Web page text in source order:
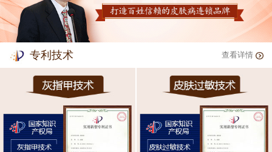
专利技术 查看详情